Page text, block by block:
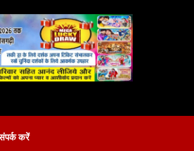
करें